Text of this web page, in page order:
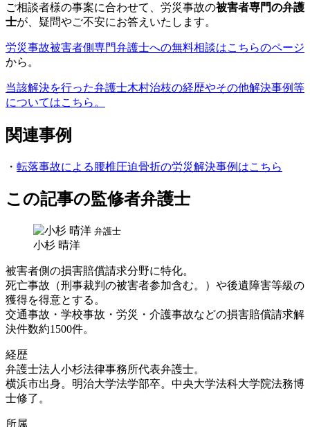
ご相談者様の事案に合わせて、労災事故の被害者専門の弁護
士が、疑問やご不安にお答えいたします。
労災事故被害者側専門弁護士への無料相談はこちらのページ
から。
当該解決を行った弁護士木村治枝の経歴やその他解決事例等
についてはこちら。
関連事例
・ 転落事故による腰椎圧迫骨折の労災解決事例はこちら
この記事の監修者弁護士
弁護士
小杉 晴洋
被害者側の損害賠償請求分野に特化。
死亡事故（刑事裁判の被害者参加含む。）や後遺障害等級の
獲得を得意とする。
交通事故・学校事故・労災・介護事故などの損害賠償請求解
決件数約1500件。
経歴
弁護士法人小杉法律事務所代表弁護士。
横浜市出身。明治大学法学部卒。中央大学法科大学院法務博
士修了。
所属